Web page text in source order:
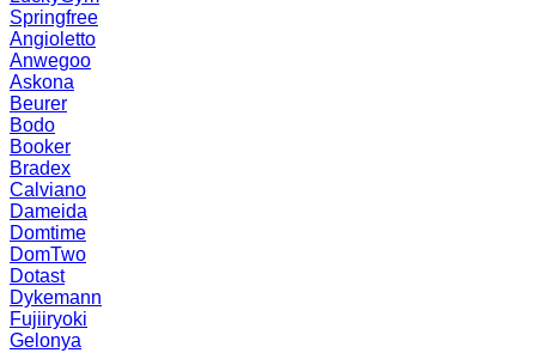
Springfree
Angioletto
Anwegoo
Askona
Beurer
Bodo
Booker
Bradex
Calviano
Dameida
Domtime
DomTwo
Dotast
Dykemann
Fujiiryoki
Gelonya